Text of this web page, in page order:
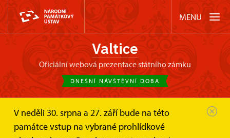
MENU
Valtice
oficiální webová prezentace státního zámku
DNEŠNÍ NÁVŠTĚVNÍ DOBA
V neděli 30. srpna a 27. září bude na této
památce vstup na vybrané prohlídkové
Zámek Valtice
Akce
Adventní Parní jízdárna na zámku...